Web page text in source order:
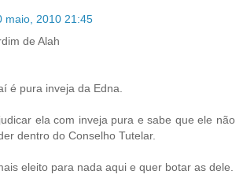
maio, 2010 21:45
de Alah
é pura inveja da Edna.
ela com inveja pura e sabe que ele não
dentro do Conselho Tutelar.
eleito para nada aqui e quer botar as dele.